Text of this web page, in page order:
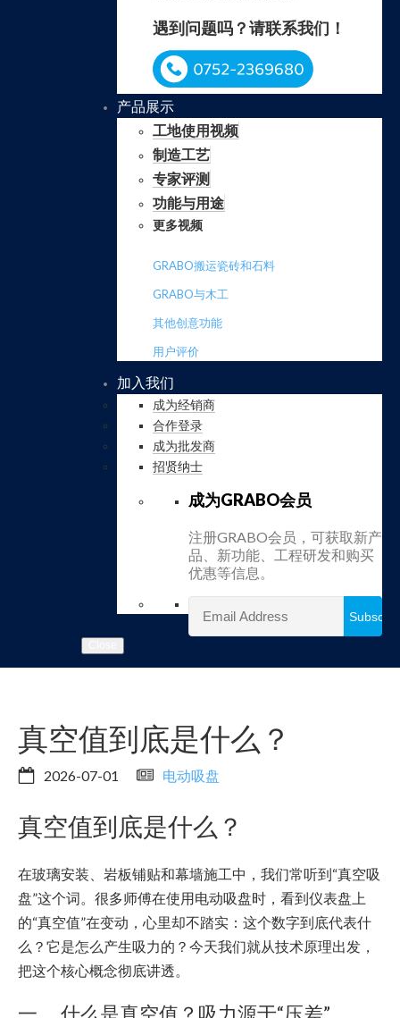
遇到问题吗？请联系我们！
产品展示
工地使用视频
制造工艺
专家评测
功能与用途
更多视频
GRABO搬运瓷砖和石料
GRABO与木工
其他创意功能
用户评价
加入我们
成为经销商
合作登录
成为批发商
招贤纳士
成为GRABO会员
注册GRABO会员，可获取新产
品、新功能、工程研发和购买
优惠等信息。
真空值到底是什么？
2026-07-01 电动吸盘
真空值到底是什么？
在玻璃安装、岩板铺贴和幕墙施工中，我们常听到“真空吸
盘”这个词。很多师傅在使用电动吸盘时，看到仪表盘上
的“真空值”在变动，心里却不踏实：这个数字到底代表什
么？它是怎么产生吸力的？今天我们就从技术原理出发，
把这个核心概念彻底讲透。
一、 什么是真空值？吸力源于“压差”